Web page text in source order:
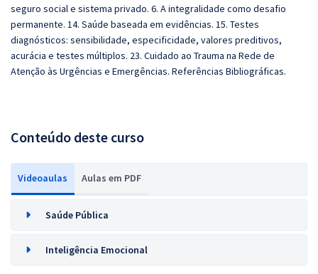
seguro social e sistema privado. 6. A integralidade como desafio
permanente. 14. Saúde baseada em evidências. 15. Testes
diagnósticos: sensibilidade, especificidade, valores preditivos,
acurácia e testes múltiplos. 23. Cuidado ao Trauma na Rede de
Atenção às Urgências e Emergências. Referências Bibliográficas.
Conteúdo deste curso
Videoaulas Aulas em PDF
Saúde Pública
Inteligência Emocional